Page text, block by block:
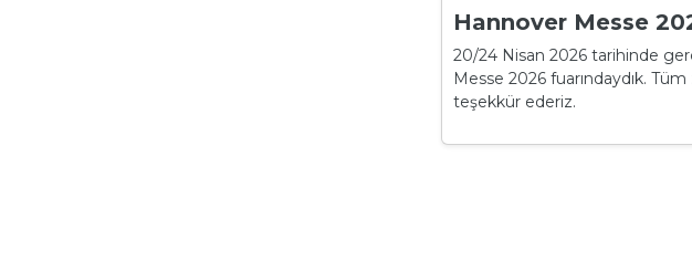
Hannover Messe
20/24 Nisan 2026 tarihinde
Messe 2026 fuarındaydık.
teşekkür ederiz.